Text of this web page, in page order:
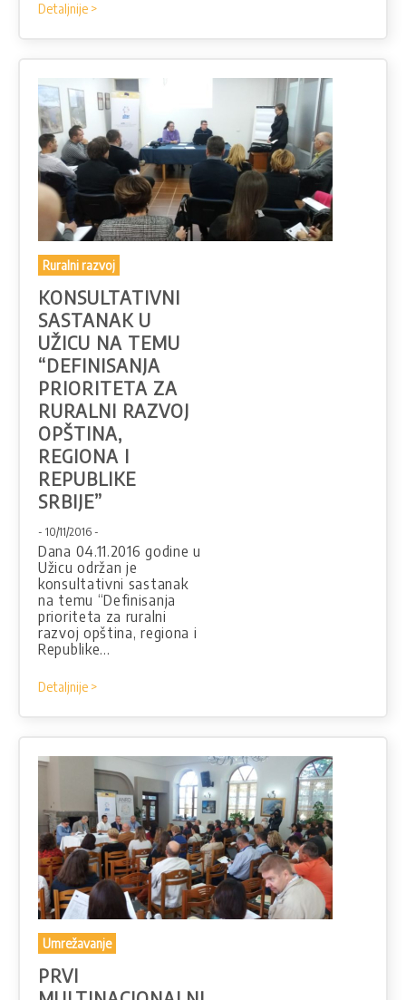
Detaljnije >
Ruralni razvoj
KONSULTATIVNI
SASTANAK U
UŽICU NA TEMU
“DEFINISANJA
PRIORITETA ZA
RURALNI RAZVOJ
OPŠTINA,
REGIONA I
REPUBLIKE
SRBIJE”
- 10/11/2016 -
Dana 04.11.2016 godine u
Užicu održan je
konsultativni sastanak
na temu “Definisanja
prioriteta za ruralni
razvoj opština, regiona i
Republike…
Detaljnije >
Umrežavanje
PRVI